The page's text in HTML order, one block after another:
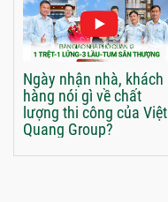
Ngày nhận nhà, khách
hàng nói gì về chất
lượng thi công của Việt
Quang Group?